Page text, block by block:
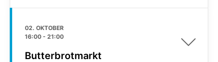
02. OKTOBER
16:00 - 21:00
Butterbrotmarkt